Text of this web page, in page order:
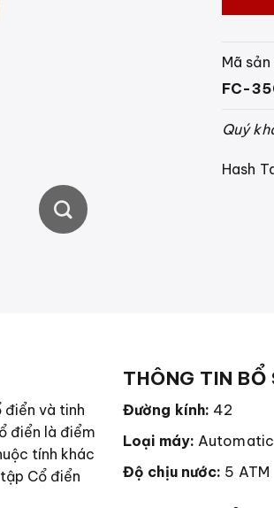
Mã
FC-
Quý
Hash
điển và tinh
điển là điểm
tính khác
Cổ điển
THÔNG TIN BỔ
Đường kính: 42
Loại máy: Automatic
Độ chịu nước: 5 ATM